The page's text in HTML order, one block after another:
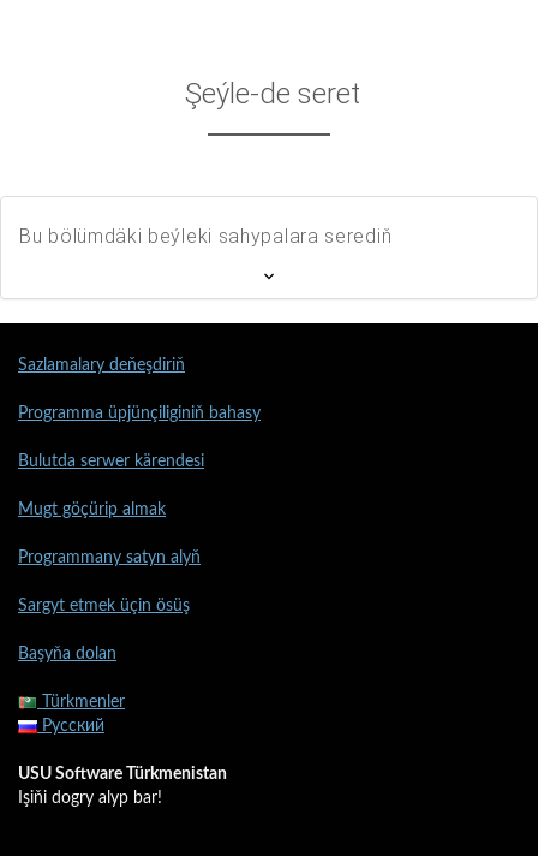
Şeýle-de seret
Bu bölümdäki beýleki sahypalara serediň
Sazlamalary deňeşdiriň
Programma üpjünçiliginiň bahasy
Bulutda serwer kärendesi
Mugt göçürip almak
Programmany satyn alyň
Sargyt etmek üçin ösüş
Başyňa dolan
Türkmenler
Русский
USU Software Türkmenistan
Işiňi dogry alyp bar!